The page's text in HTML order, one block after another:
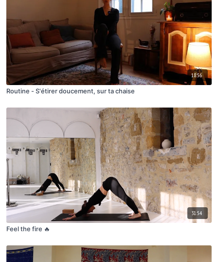
18:56
Routine - S'étirer doucement, sur ta chaise
31:54
Feel the fire 🔥